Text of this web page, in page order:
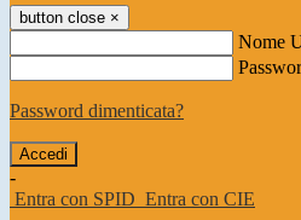
button close ×
Nome
Password dimenticata?
-
Entra con SPID Entra con CIE